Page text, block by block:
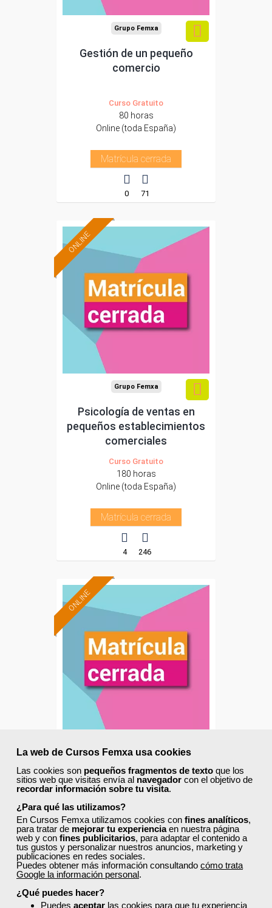
La web de Cursos Femxa usa cookies
Las cookies son pequeños fragmentos de texto que los
sitios web que visitas envía al navegador con el objetivo de
recordar información sobre tu visita.
¿Para qué las utilizamos?
En Cursos Femxa utilizamos cookies con fines analíticos,
para tratar de mejorar tu experienciaen nuestra página
web y con fines publicitarios, para adaptar el contenido a
tus gustos y personalizar nuestros anuncios, marketing y
publicaciones en redes sociales.
Puedes obtener más información consultando cómo trata
Google la información personal.
¿Qué puedes hacer?
Puedes aceptar las cookies para que tu experiencia
Grupo Femxa
Gestión de un pequeño
comercio
Curso Gratuito
80 horas
Online (toda España)
Matrícula cerrada
0 71
ONLINE
Grupo Femxa
Psicología de ventas en
pequeños establecimientos
comerciales
Curso Gratuito
180 horas
Online (toda España)
Matrícula cerrada
4 246
ONLINE
Fidelización, calidad y gestión
de clientes
Curso Gratuito
110 horas
Online (toda España)
Matrícula cerrada